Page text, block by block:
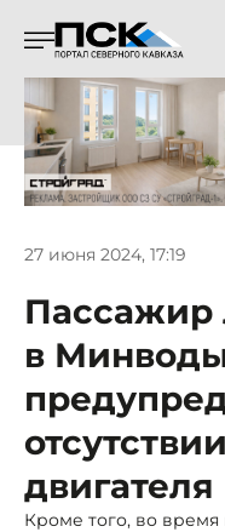
27 июня 2024, 17:19
Пассажир
в
двигателя
Кроме того, во время